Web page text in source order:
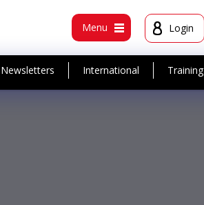
Menu Login
Newsletters International Training